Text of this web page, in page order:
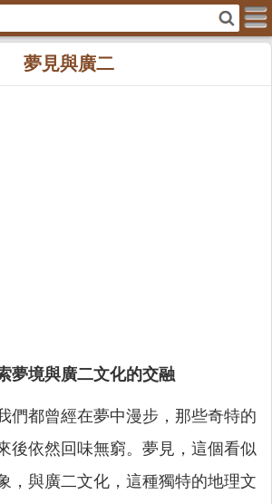
夢見與廣二
夢境與廣二文化的交融
們都曾經在夢中漫步，那些奇特的
後依然回味無窮。夢見，這個看似
，與廣二文化，這種獨特的地理文